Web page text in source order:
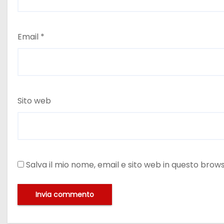
Email *
Sito web
Salva il mio nome, email e sito web in questo